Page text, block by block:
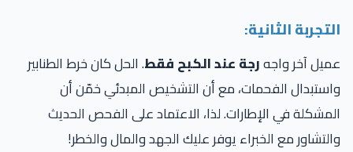
الثانية:
آخر واجهرجة عند الكبح فقط. الحل كان خرط الطنابير
الفحمات، مع أن التشخيص المبدئي خمّن أن
في الإطارات. لذا، الاعتماد على الفحص الحديث
مع الخبراء يوفر عليك الجهد والمال والخطر!